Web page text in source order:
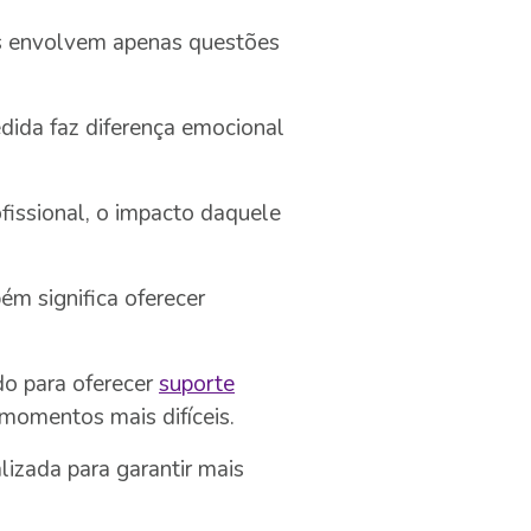
apenas questões
faz diferença emocional
o impacto daquele
significa oferecer
para oferecersuporte
mais difíceis.
para garantir mais